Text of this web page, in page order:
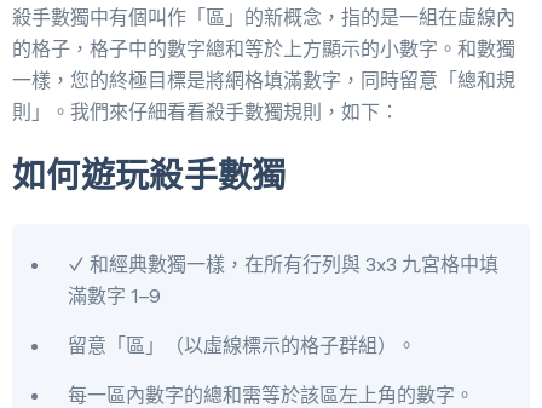
殺手數獨中有個叫作「區」的新概念，指的是一組在虛線內
的格子，格子中的數字總和等於上方顯示的小數字。和數獨
一樣，您的終極目標是將網格填滿數字，同時留意「總和規
則」。我們來仔細看看殺手數獨規則，如下：
如何遊玩殺手數獨
✓ 和經典數獨一樣，在所有行列與 3x3 九宮格中填
滿數字 1–9
留意「區」（以虛線標示的格子群組）。
每一區內數字的總和需等於該區左上角的數字。